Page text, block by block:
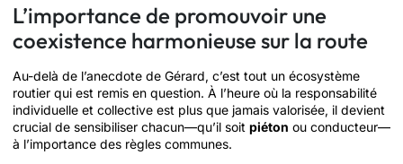
L’importance de promouvoir une
coexistence harmonieuse sur la route
Au-delà de l’anecdote de Gérard, c’est tout un écosystème
routier qui est remis en question. À l’heure où la responsabilité
individuelle et collective est plus que jamais valorisée, il devient
crucial de sensibiliser chacun—qu’il soit piéton ou conducteur—
à l’importance des règles communes.